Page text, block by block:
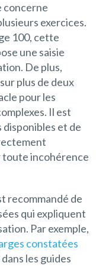
concerne
exercices.
100, cette
une saisie
De plus,
plus de deux
pour les
Il est
et de
incohérence
recommandé de
qui expliquent
Par exemple,
constatées
les guides